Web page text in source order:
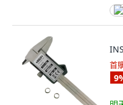
首
9